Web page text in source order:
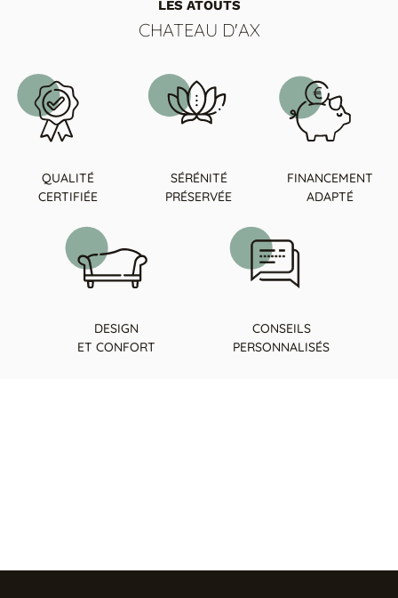
LES ATOUTS
CHATEAU D'AX
QUALITÉ
CERTIFIÉE
SÉRÉNITÉ
PRÉSERVÉE
FINANCEMENT
ADAPTÉ
DESIGN
ET CONFORT
CONSEILS
PERSONNALISÉS